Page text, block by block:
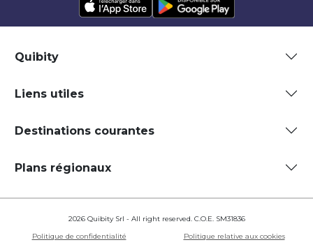
Quibity
Liens utiles
Destinations courantes
Plans régionaux
2026 Quibity Srl - All right reserved. C.O.E. SM31836
Politique de confidentialité
Politique relative aux cookies